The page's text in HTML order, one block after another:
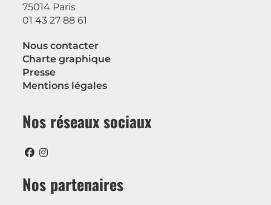
75014 Paris
01 43 27 88 61
Nous contacter
Charte graphique
Presse
Mentions légales
Nos réseaux sociaux
Nos partenaires